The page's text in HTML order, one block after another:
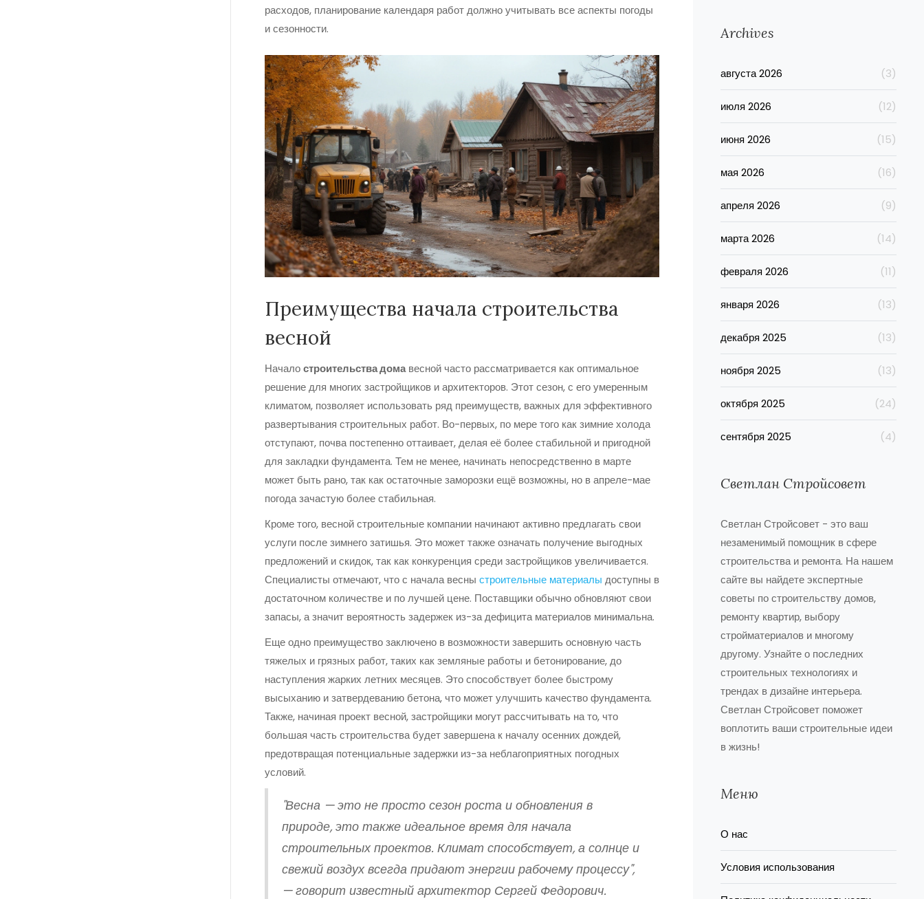
расходов, планирование календаря работ должно учитывать все аспекты погоды
и сезонности.
Преимущества начала строительства
весной
Началостроительства домавесной часто рассматривается как оптимальное
решение для многих застройщиков и архитекторов. Этот сезон, с его умеренным
климатом, позволяет использовать ряд преимуществ, важных для эффективного
развертывания строительных работ. Во-первых, по мере того как зимние холода
отступают, почва постепенно оттаивает, делая её более стабильной и пригодной
для закладки фундамента. Тем не менее, начинать непосредственно в марте
может быть рано, так как остаточные заморозки ещё возможны, но в апреле-мае
погода зачастую более стабильная.
Кроме того, весной строительные компании начинают активно предлагать свои
услуги после зимнего затишья. Это может также означать получение выгодных
предложений и скидок, так как конкуренция среди застройщиков увеличивается.
Специалисты отмечают, что с начала весны строительные материалы доступны в
достаточном количестве и по лучшей цене. Поставщики обычно обновляют свои
запасы, а значит вероятность задержек из-за дефицита материалов минимальна.
Еще одно преимущество заключено в возможности завершить основную часть
тяжелых и грязных работ, таких как земляные работы и бетонирование, до
наступления жарких летних месяцев. Это способствует более быстрому
высыханию и затвердеванию бетона, что может улучшить качество фундамента.
Также, начиная проект весной, застройщики могут рассчитывать на то, что
большая часть строительства будет завершена к началу осенних дождей,
предотвращая потенциальные задержки из-за неблагоприятных погодных
условий.
"Весна — это не просто сезон роста и обновления в
природе, это также идеальное время для начала
строительных проектов. Климат способствует, а солнце и
свежий воздух всегда придают энергии рабочему процессу",
— говорит известный архитектор Сергей Федорович.
Archives
августа 2026 (3)
июля 2026 (12)
июня 2026 (15)
мая 2026 (16)
апреля 2026 (9)
марта 2026 (14)
февраля 2026 (11)
января 2026 (13)
декабря 2025 (13)
ноября 2025 (13)
октября 2025 (24)
сентября 2025 (4)
Светлан Стройсовет
Светлан Стройсовет - это ваш
незаменимый помощник в сфере
строительства и ремонта. На нашем
сайте вы найдете экспертные
советы по строительству домов,
ремонту квартир, выбору
стройматериалов и многому
другому. Узнайте о последних
строительных технологиях и
трендах в дизайне интерьера.
Светлан Стройсовет поможет
воплотить ваши строительные идеи
в жизнь!
Меню
О нас
Условия использования